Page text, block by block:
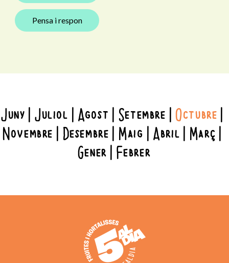
Pensa i respon
Juny Juliol Agost Setembre Octubre
Novembre Desembre Maig Abril Març
Gener Febrer